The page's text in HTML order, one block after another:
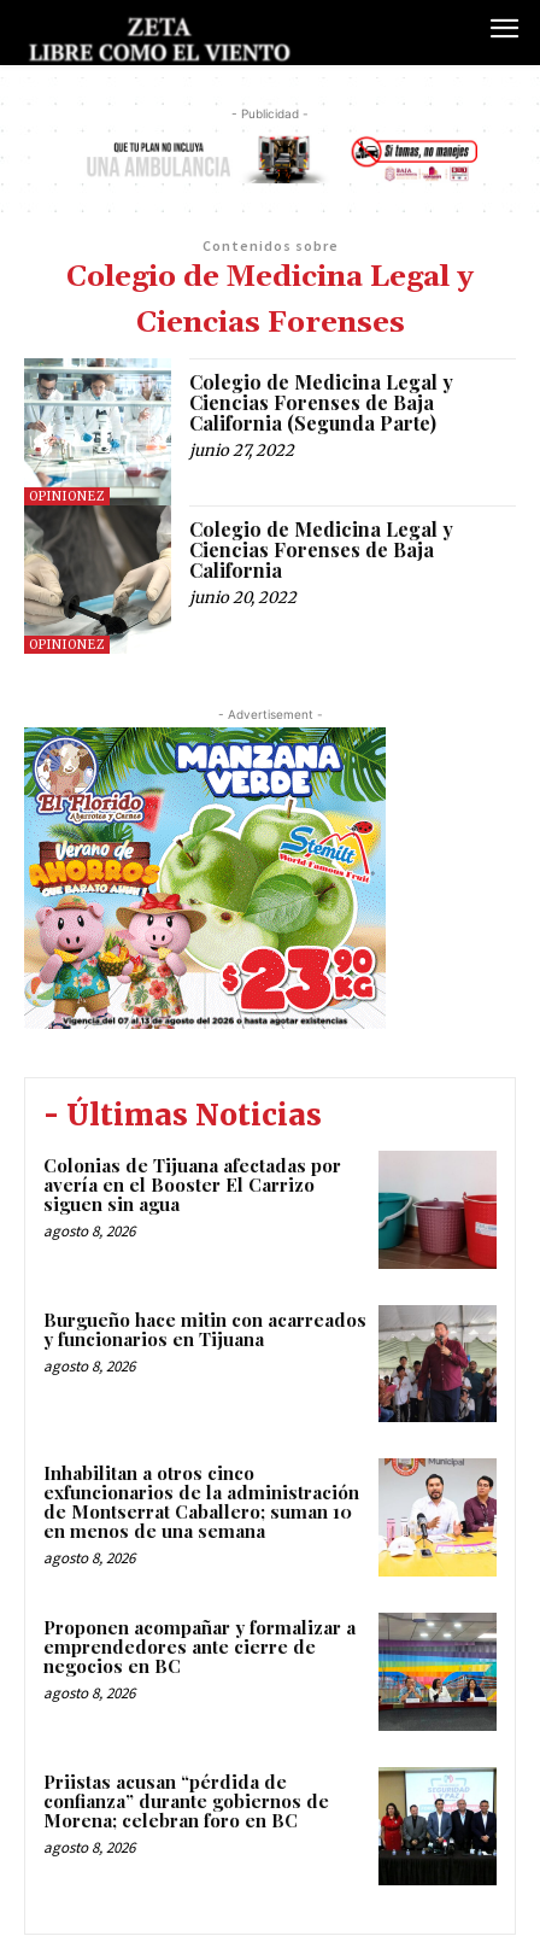
- Publicidad -
Contenidos sobre
Colegio de Medicina Legal y
Ciencias Forenses
OPINIONEZ
Colegio de Medicina Legal y
Ciencias Forenses de Baja
California (Segunda Parte)
junio 27, 2022
OPINIONEZ
Colegio de Medicina Legal y
Ciencias Forenses de Baja
California
junio 20, 2022
- Advertisement -
- Últimas Noticias
Colonias de Tijuana afectadas por
avería en el Booster El Carrizo
siguen sin agua
agosto 8, 2026
Burgueño hace mitin con acarreados
y funcionarios en Tijuana
agosto 8, 2026
Inhabilitan a otros cinco
exfuncionarios de la administración
de Montserrat Caballero; suman 10
en menos de una semana
agosto 8, 2026
Proponen acompañar y formalizar a
emprendedores ante cierre de
negocios en BC
agosto 8, 2026
Priistas acusan “pérdida de
confianza” durante gobiernos de
Morena; celebran foro en BC
agosto 8, 2026